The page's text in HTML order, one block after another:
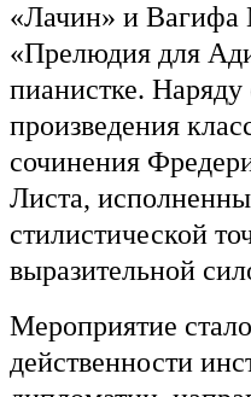
«Лачин» и Вагифа
«Прелюдия для
пианистке. Наряду
произведения
сочинения
Листа,
стилистической
выразительной
Мероприятие
действенности